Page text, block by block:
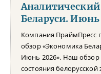
Беларуси. Июнь
Компания ПраймПресс
обзор «Экономика
Июнь 2026». Наш обзор
состояния